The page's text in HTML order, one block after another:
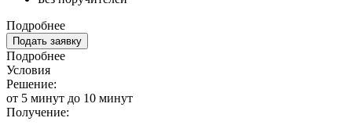
Подробнее
Подать заявку
Подробнее
Условия
Решение:
от 5 минут до 10 минут
Получение: